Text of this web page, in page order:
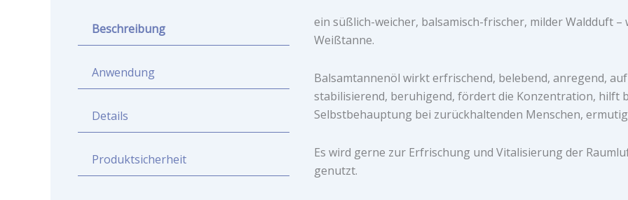
Beschreibung
Anwendung
Details
Produktsicherheit
ein süßlich-weicher, balsamisch-frischer, milder Waldduft
Weißtanne.
Balsamtannenöl wirkt erfrischend, belebend, anregend,
stabilisierend, beruhigend, fördert die Konzentration, hilft
Selbstbehauptung bei zurückhaltenden Menschen,
Es wird gerne zur Erfrischung und Vitalisierung der
genutzt.